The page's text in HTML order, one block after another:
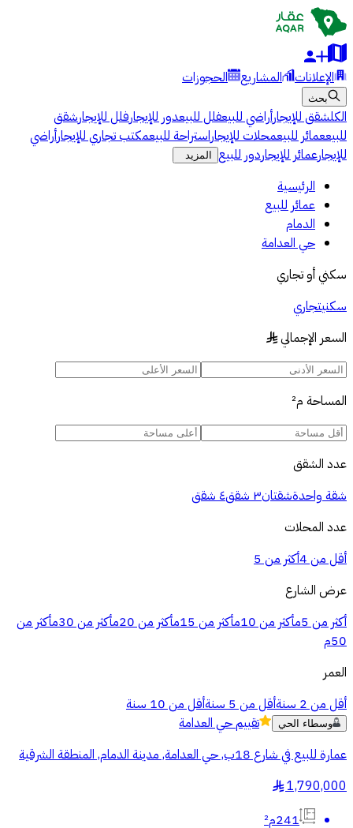
الإعلانات المشاريع الحجوزات
بحث
الكلشقق للإيجارأراضي للبيعفلل للبيعدور للإيجارفلل للإيجارشقق
للبيععمائر للبيعمحلات للإيجاراستراحة للبيعمكتب تجاري للإيجارأراضي
للإيجارعمائر للإيجاردور للبيع المزيد
الرئيسية
عمائر للبيع
الدمام
حي العدامة
سكني أو تجاري
سكنيتجاري
السعر الإجمالي §
المساحة م²
عدد الشقق
شقة واحدةشقتان٣ شقق
٤ شقق
عدد المحلات
أقل من 4 أكثر من 5
عرض الشارع
أكثر من 5م
أكثر من 10م أكثر من 15م أكثر من 20م أكثر من 30م
أكثر من
50م
العمر
أقل من 2 سنة
أقل من 5 سنة أقل من 10 سنة
وسطاء الحي تقييمحي العدامة
عمارة للبيع في شارع 18ب, حي العدامة, مدينة الدمام, المنطقة الشرقية
1,790,000
§
241م²